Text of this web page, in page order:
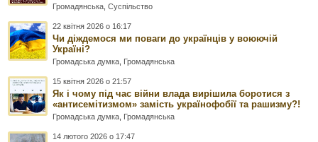
Громадянська ,Суспільство
22 квітня 2026 о 16:17
Чи діждемося ми поваги до українців у воюючій
Україні?
Громадська думка Громадянська
15 квітня 2026 о 21:57
Як і чому під час війни влада вирішила боротися з
«антисемітизмом» замість українофобії та рашизму?!
Громадська думка Громадянська
14 лютого 2026 о 17:47